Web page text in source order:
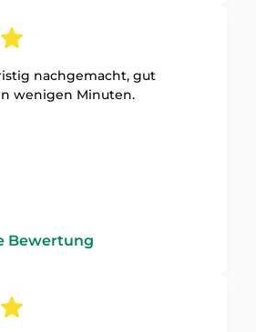
nachgemacht, gut
wenigen Minuten.
Bewertung